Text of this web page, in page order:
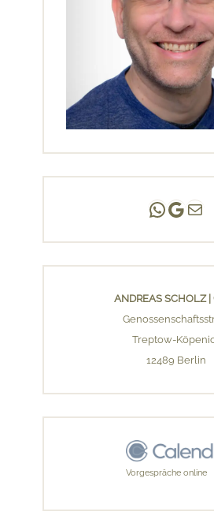
Andreas Scholz | (HPP)
Praxis
E-Mail an mich ...
ANDREAS SCHOLZ |
Treptow-
12489 Berlin
Vorgespräche online